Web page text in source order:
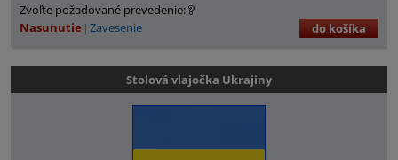
Zvoľte požadované prevedenie:
Nasunutie Zavesenie do košíka
Stolová vlajočka Ukrajiny